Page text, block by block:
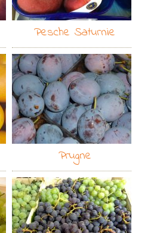
Pesche Saturnie
Prugne